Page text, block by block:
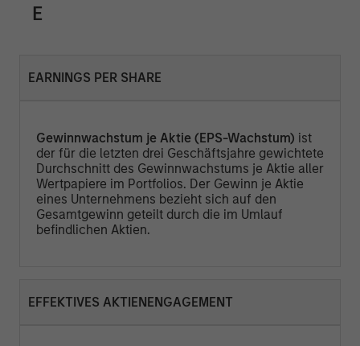
E
EARNINGS PER SHARE
Gewinnwachstum je Aktie (EPS-Wachstum) ist
der für die letzten drei Geschäftsjahre gewichtete
Durchschnitt des Gewinnwachstums je Aktie aller
Wertpapiere im Portfolios. Der Gewinn je Aktie
eines Unternehmens bezieht sich auf den
Gesamtgewinn geteilt durch die im Umlauf
befindlichen Aktien.
EFFEKTIVES AKTIENENGAGEMENT